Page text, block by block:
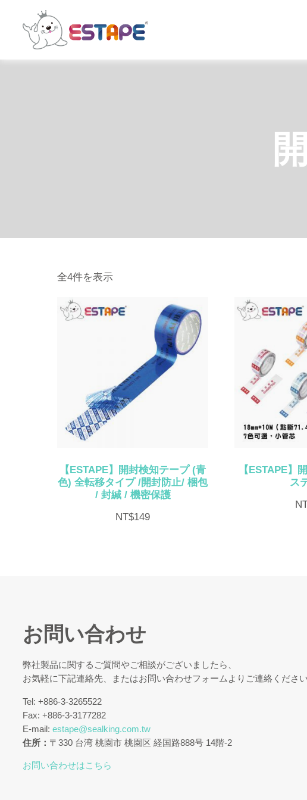
全4件を表示新
い
【ESTAPE】開封検知テープ (青
色) 全転移タイプ /開封防止/ 梱包
/ 封緘 / 機密保護
NT$149
【ESTAPE】
ス
お問い合わせ
弊社製品に関するご質問やご相談がございましたら、
お気軽に下記連絡先、またはお問い合わせフォームよりご連絡ください
Tel: +886-3-3265522
Fax: +886-3-3177282
E-mail:estape@sealking.com.tw
住所： 〒330 台湾 桃園市 桃園区 経国路888号 14階-2
お問い合わせはこちら